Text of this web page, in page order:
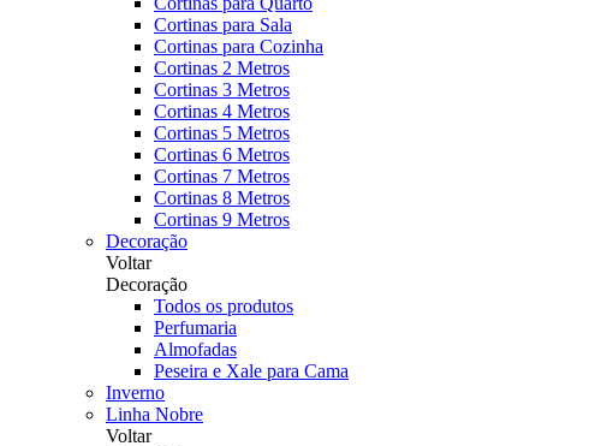
Cortinas para Sala
Cortinas para Cozinha
Cortinas 2 Metros
Cortinas 3 Metros
Cortinas 4 Metros
Cortinas 5 Metros
Cortinas 6 Metros
Cortinas 7 Metros
Cortinas 8 Metros
Cortinas 9 Metros
Decoração
Voltar
Decoração
Todos os produtos
Perfumaria
Almofadas
Peseira e Xale para Cama
Inverno
Linha Nobre
Voltar